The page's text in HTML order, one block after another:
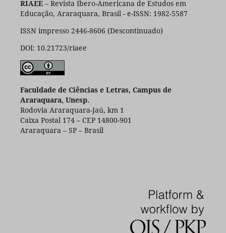
RIAEE– Revista Ibero-Americana de Estudos em
Educação, Araraquara, Brasil - e-ISSN: 1982-5587
ISSN impresso 2446-8606 (Descontinuado)
DOI: 10.21723/riaee
Faculdade de Ciências e Letras, Campus de
Araraquara, Unesp.
Rodovia Araraquara-Jaú, km 1
Caixa Postal 174 – CEP 14800-901
Araraquara – SP – Brasil